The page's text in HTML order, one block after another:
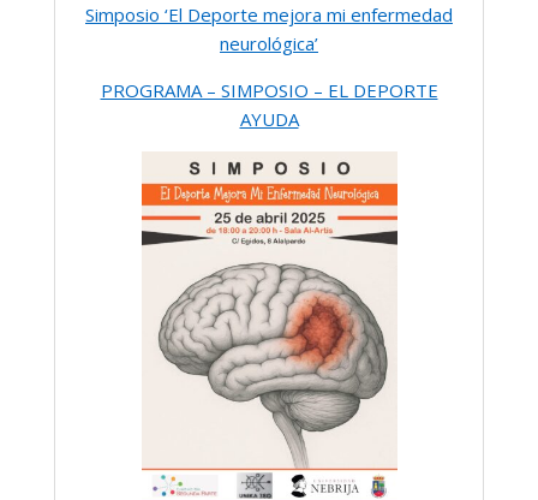
Simposio ‘El Deporte mejora mi enfermedad
neurológica’
PROGRAMA – SIMPOSIO – EL DEPORTE
AYUDA